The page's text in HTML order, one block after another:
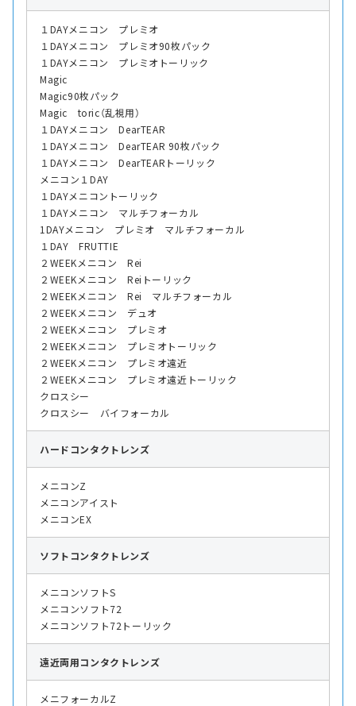
１DAYメニコン プレミオ
１DAYメニコン プレミオ90枚パック
１DAYメニコン プレミオトーリック
Magic
Magic90枚パック
Magic toric（乱視用）
１DAYメニコン DearTEAR
１DAYメニコン DearTEAR 90枚パック
１DAYメニコン DearTEARトーリック
メニコン１DAY
１DAYメニコントーリック
１DAYメニコン マルチフォーカル
1DAYメニコン プレミオ マルチフォーカル
１DAY FRUTTIE
２WEEKメニコン Rei
２WEEKメニコン Reiトーリック
２WEEKメニコン Rei マルチフォーカル
２WEEKメニコン デュオ
２WEEKメニコン プレミオ
２WEEKメニコン プレミオトーリック
２WEEKメニコン プレミオ遠近
２WEEKメニコン プレミオ遠近トーリック
クロスシー
クロスシー バイフォーカル
ハード コンタクトレンズ
メニコンZ
メニコンアイスト
メニコンEX
ソフト コンタクトレンズ
メニコンソフトS
メニコンソフト72
メニコンソフト72トーリック
遠近両用コンタクトレンズ
メニフォーカルZ